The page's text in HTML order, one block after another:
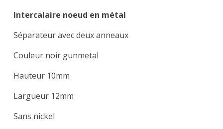
Intercalaire noeud en métal
Séparateur avec deux anneaux
Couleur noir gunmetal
Hauteur 10mm
Largueur 12mm
Sans nickel